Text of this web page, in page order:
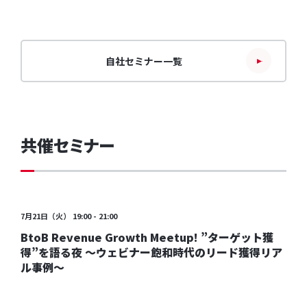
自社セミナー一覧
共催セミナー
7月21日（火） 19:00 - 21:00
BtoB Revenue Growth Meetup! ”ターゲット獲
得”を語る夜 〜ウェビナー飽和時代のリード獲得リア
ル事例〜